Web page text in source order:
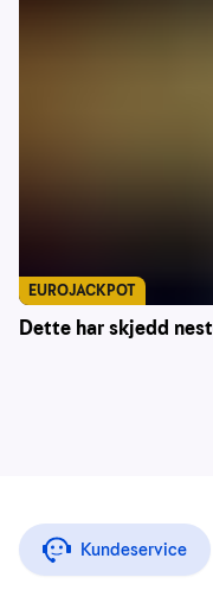
Dette har skjedd
EUROJACKPOT
Kundeservice